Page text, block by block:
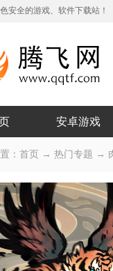
安全的游戏、软件下载站！
安卓游戏
： 首页 → 热门专题 →